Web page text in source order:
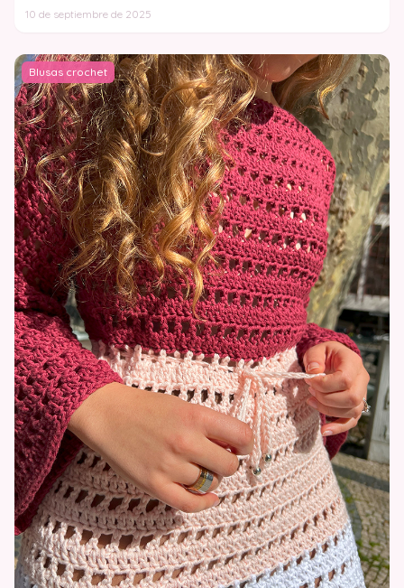
10 de septiembre de 2025
Blusas crochet